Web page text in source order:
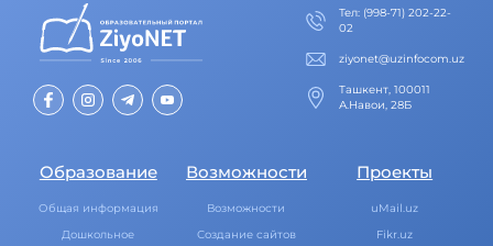
Тел: (998-71) 202-22-
02
ziyonet@uzinfocom.uz
Ташкент, 100011
А.Навои, 28Б
Образование
Общая информация
Дошкольное
Возможности
Возможности
Создание сайтов
Проекты
uMail.uz
Fikr.uz